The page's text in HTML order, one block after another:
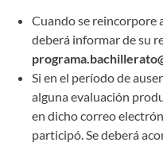
Cuando se reincorpore
deberá informar de su
Si en el período de
alguna evaluación
en dicho correo
participó. Se deberá